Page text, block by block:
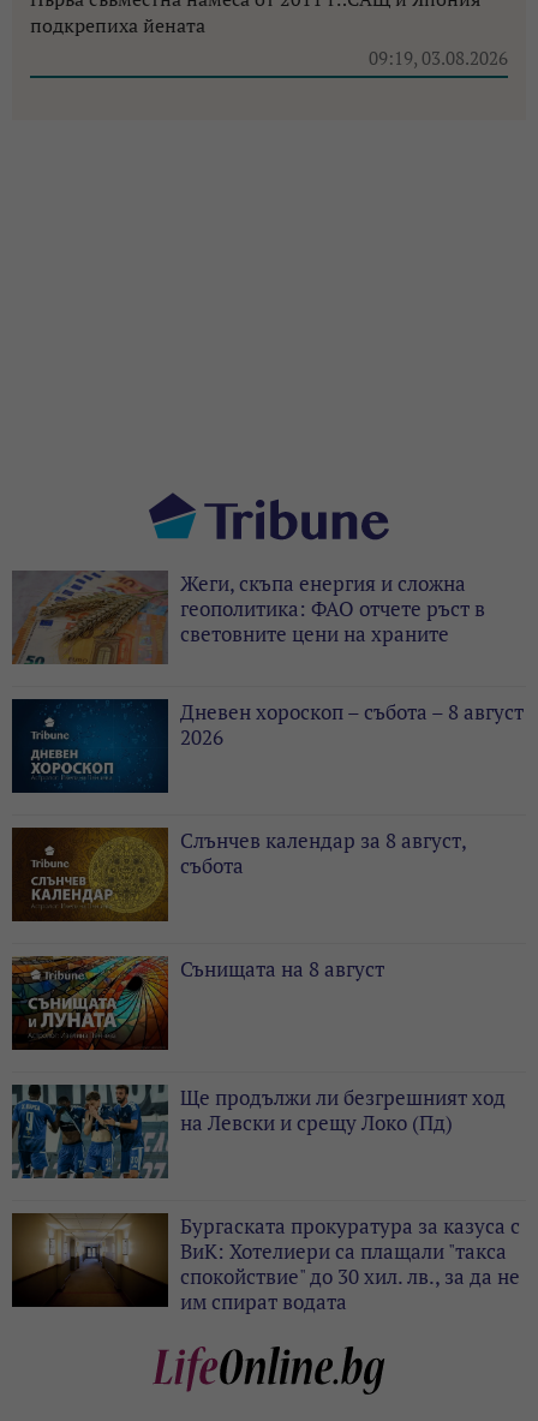
подкрепиха йената
09:19, 03.08.2026
Жеги, скъпа енергия и сложна
геополитика: ФАО отчете ръст в
световните цени на храните
Дневен хороскоп – събота – 8 август
2026
Слънчев календар за 8 август,
събота
Сънищата на 8 август
Ще продължи ли безгрешният ход
на Левски и срещу Локо (Пд)
Бургаската прокуратура за казуса с
ВиК: Хотелиери са плащали "такса
спокойствие" до 30 хил. лв., за да не
им спират водата